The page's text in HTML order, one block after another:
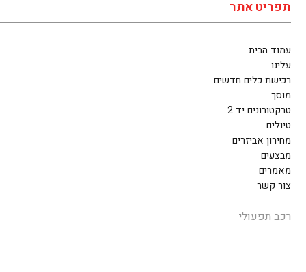
תפריט אתר
עמוד הבית
עלינו
רכישת כלים חדשים
מוסך
טרקטורונים יד 2
טיולים
מחירון אביזרים
מבצעים
מאמרים
צור קשר
רכב תפעולי